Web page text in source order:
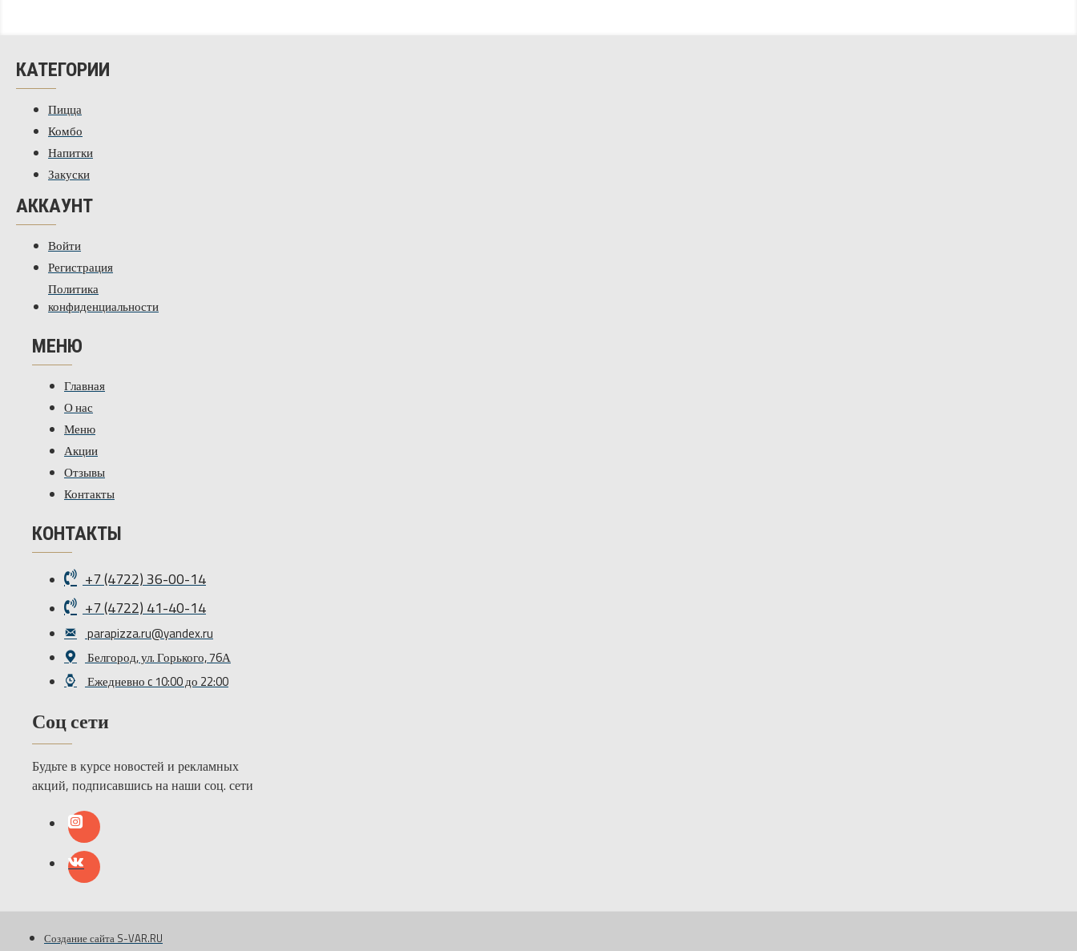
КАТЕГОРИИ
Пицца
Комбо
Напитки
Закуски
АККАУНТ
Войти
Регистрация
Политика
конфиденциальности
МЕНЮ
Главная
О нас
Меню
Акции
Отзывы
Контакты
КОНТАКТЫ
+7 (4722) 36-00-14
+7 (4722) 41-40-14
parapizza.ru@yandex.ru
Белгород, ул. Горького, 76А
Ежедневно c 10:00 до 22:00
Соц сети
Будьте в курсе новостей и рекламных
акций, подписавшись на наши соц. сети
Создание сайта S-VAR.RU